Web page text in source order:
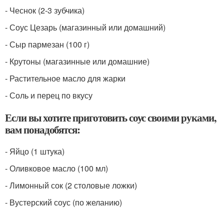
- Чеснок (2-3 зубчика)
- Соус Цезарь (магазинный или домашний)
- Сыр пармезан (100 г)
- Крутоны (магазинные или домашние)
- Растительное масло для жарки
- Соль и перец по вкусу
Если вы хотите приготовить соус своими руками,
вам понадобятся:
- Яйцо (1 штука)
- Оливковое масло (100 мл)
- Лимонный сок (2 столовые ложки)
- Вустерский соус (по желанию)